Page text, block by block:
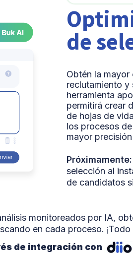
de
Obtén la
reclutamiento y
herramienta
permitirá crear
de hojas de
los procesos
mayor
Próximamente:
selección al
de candidatos
monitoreados por IA,
en cada proceso.
de integración con